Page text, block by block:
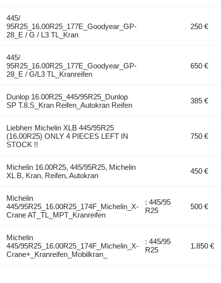
445/
95R25_16.00R25_177E_Goodyear_GP-
28_E / G / L3 TL_Kran
250 €
445/
95R25_16.00R25_177E_Goodyear_GP-
28_E / G/L3 TL_Kranreifen
650 €
Dunlop 16.00R25_445/95R25_Dunlop
SP T.8.S_Kran Reifen_Autokran Reifen
385 €
Liebherr Michelin XLB 445/95R25
(16.00R25) ONLY 4 PIECES LEFT IN
STOCK !!
750 €
Michelin 16.00R25, 445/95R25, Michelin
XL B, Kran, Reifen, Autokran
450 €
Michelin
445/95R25_16.00R25_174F_Michelin_X-
Crane AT_TL_MPT_Kranreifen
: 445/95
R25
500 €
Michelin
445/95R25_16.00R25_174F_Michelin_X-
Crane+_Kranreifen_Mobilkran_
: 445/95
R25
1.850 €